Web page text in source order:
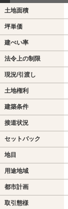
土地面積
坪単価
建ぺい率
法令上の制限
現況/引渡し
土地権利
建築条件
接道状況
セットバック
地目
用途地域
都市計画
取引態様